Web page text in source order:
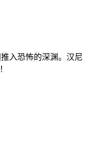
入恐怖的深渊。汉尼